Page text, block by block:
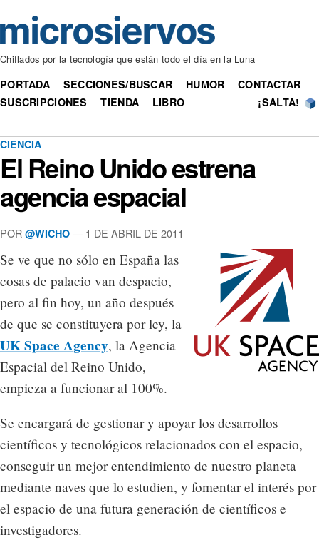
Chiflados por la tecnología que están todo el día en la Luna
PORTADA SECCIONES/BUSCAR HUMOR
CONTACTAR
SUSCRIPCIONES
TIENDA LIBRO ¡SALTA!
CIENCIA
El Reino Unido estrena
agencia espacial
POR @WICHO — 1 DE ABRIL DE 2011
Se ve que no sólo en España las
cosas de palacio van despacio,
pero al fin hoy, un año después
de que se constituyera por ley, la
UK Space Agency, la Agencia
Espacial del Reino Unido,
empieza a funcionar al 100%.
Se encargará de gestionar y apoyar los desarrollos
científicos y tecnológicos relacionados con el espacio,
conseguir un mejor entendimiento de nuestro planeta
mediante naves que lo estudien, y fomentar el interés por
el espacio de una futura generación de científicos e
investigadores.